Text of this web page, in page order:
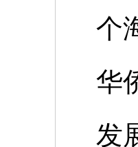
个
华
发